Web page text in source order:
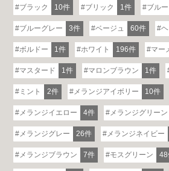
ブラック 10件 ブリック 1件 ブルー
ブルーグレー 3件 ベージュ 60件
ボルドー 1件 ホワイト 196件 マー
マスタード 1件 マロンブラウン 1件
ミント 2件 メランジアイボリー 10件
メランジイエロー 4件 メランジグリーン
メランジグレー 26件 メランジネイビー
メランジブラウン 7件 モスグリーン 48